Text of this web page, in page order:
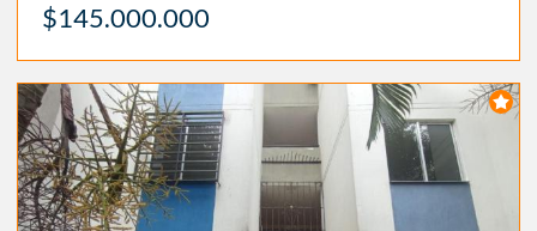
$145.000.000